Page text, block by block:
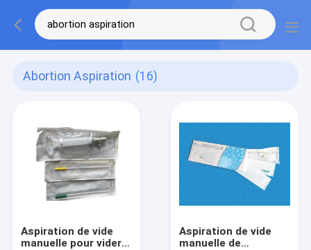
Abortion Aspiration (16)
Aspiration de vide
manuelle pour vider
Aspiration de vide
manuelle de